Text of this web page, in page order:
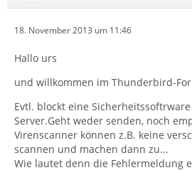
18. November 2013 um 11:46
Hallo urs
und willkommen im Thunderbird-
Evtl. blockt eine
Server.Geht weder senden, noch
Virenscanner können z.B. keine
scannen und machen dann zu...
Wie lautet denn die Fehlermeldung